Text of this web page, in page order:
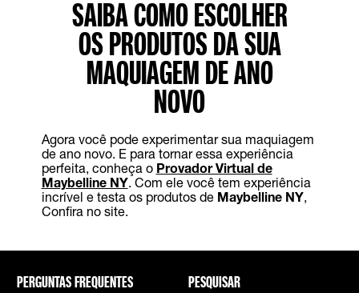
SAIBA COMO ESCOLHER
OS PRODUTOS DA SUA
MAQUIAGEM DE ANO
NOVO
Agora você pode experimentar sua maquiagem
de ano novo. E para tornar essa experiência
perfeita, conheça o Provador Virtual de
Maybelline NY. Com ele você tem experiência
incrível e testa os produtos de Maybelline NY,
Confira no site.
PERGUNTAS FREQUENTES PESQUISAR